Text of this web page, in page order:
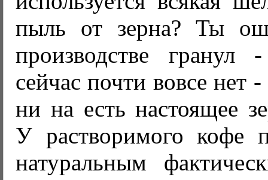
пыль от зерна? Ты
производстве
сейчас почти вовсе нет
ни на есть настоящее
У растворимого кофе
натуральным